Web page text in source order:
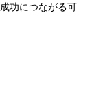
功につながる可